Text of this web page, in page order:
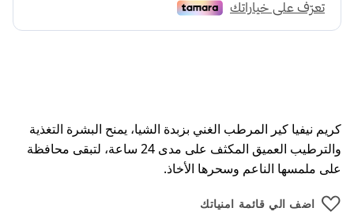
كريم نيفيا كير المرطب الغني بزبدة الشيا، يمنح البشرة التغذية
والترطيب العميق المكثف على مدى 24 ساعة، لتبقى محافظة
على ملمسها الناعم وسحرها الأخاذ.
اضف الي قائمة امنياتك